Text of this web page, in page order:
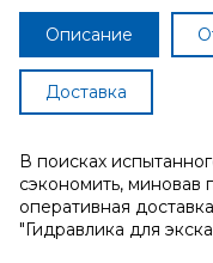
Описание
Доставка
В поисках
сэкономить, миновав
оперативная
"Гидравлика для